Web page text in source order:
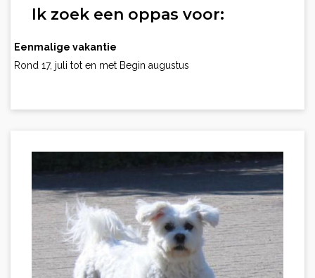
Ik zoek een oppas voor:
Eenmalige vakantie
Rond 17, juli tot en met Begin augustus